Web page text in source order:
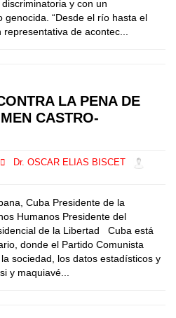
y con un
“Desde el río hasta el
de acontec...
LA PENA DE
CASTRO-
Dr. OSCAR ELIAS BISCET
Cuba Presidente de la
Humanos Presidente del
de la Libertad Cuba está
donde el Partido Comunista
sociedad, los datos estadísticos y
y maquiavé...